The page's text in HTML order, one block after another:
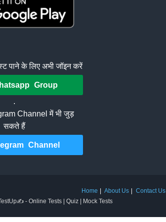
पाने के लिए अभी जॉइन करें
Group
.
Channel में भी जुड़
सकते हैं
Channel
Home About Us Contact Us
- Online Tests | Quiz | Mock Tests